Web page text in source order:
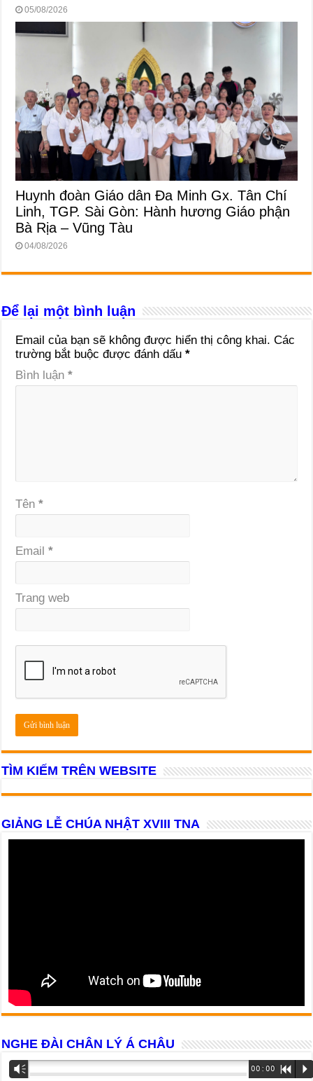
05/08/2026
Huynh đoàn Giáo dân Đa Minh Gx. Tân Chí
Linh, TGP. Sài Gòn: Hành hương Giáo phận
Bà Rịa – Vũng Tàu
04/08/2026
Để lại một bình luận
Email của bạn sẽ không được hiển thị công khai. Các
trường bắt buộc được đánh dấu*
Bình luận*
Tên*
Email*
Trang web
TÌM KIẾM TRÊN WEBSITE
GIẢNG LỄ CHÚA NHẬT XVIII TNA
NGHE ĐÀI CHÂN LÝ Á CHÂU
Trình
Vm 00:00 R P